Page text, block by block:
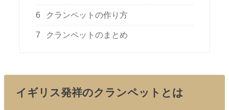
6 クランペットの作り方
7 クランペットのまとめ
イギリス発祥のクランペットとは